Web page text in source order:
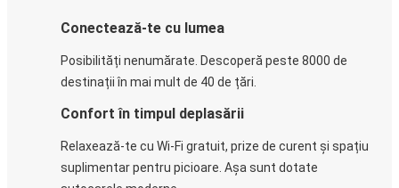
Conectează-te cu lumea
Posibilități nenumărate. Descoperă peste 8000 de
destinații în mai mult de 40 de țări.
Confort în timpul deplasării
Relaxează-te cu Wi-Fi gratuit, prize de curent și spațiu
suplimentar pentru picioare. Așa sunt dotate